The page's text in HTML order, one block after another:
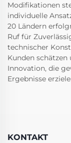
Modifikationen
individuelle
20 Ländern
Ruf für
technischer
Kunden schätzen
Innovation, die
Ergebnisse
KONTAKT